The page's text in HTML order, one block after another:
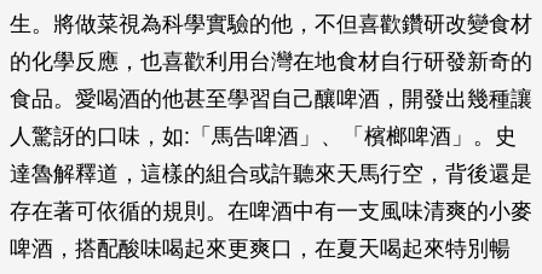
生。將做菜視為科學實驗的他，不但喜歡鑽研改變食材
的化學反應，也喜歡利用台灣在地食材自行研發新奇的
食品。愛喝酒的他甚至學習自己釀啤酒，開發出幾種讓
人驚訝的口味，如:「馬告啤酒」、「檳榔啤酒」。史
達魯解釋道，這樣的組合或許聽來天馬行空，背後還是
存在著可依循的規則。在啤酒中有一支風味清爽的小麥
啤酒，搭配酸味喝起來更爽口，在夏天喝起來特別暢